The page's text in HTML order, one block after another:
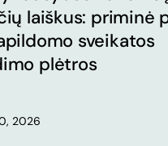
laiškus: priminė
sveikatos
plėtros
2026